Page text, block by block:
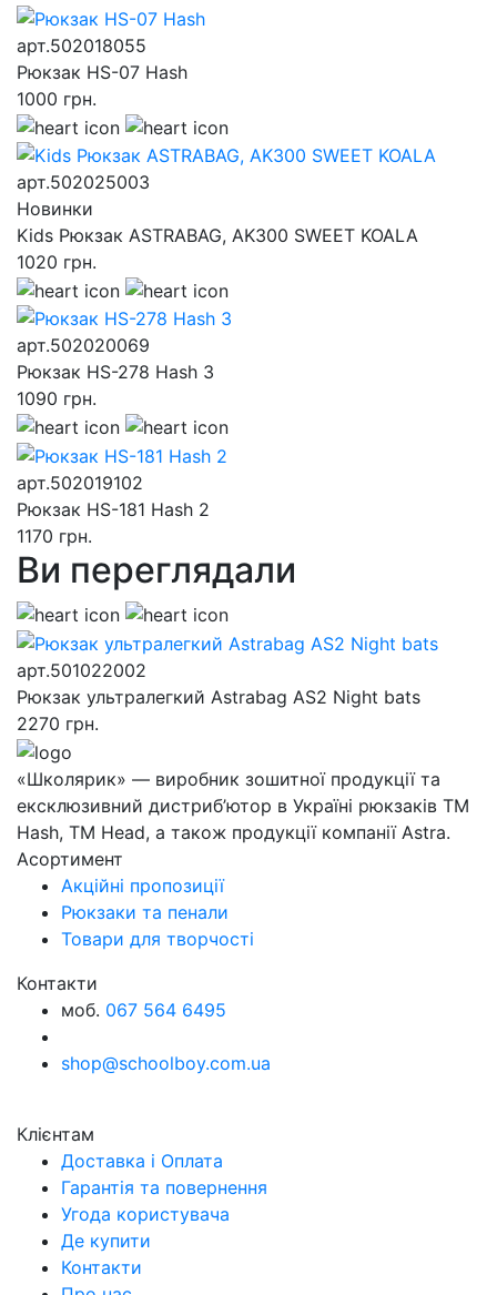
арт.502018055
Рюкзак HS-07 Hash
1000 грн.
арт.502025003
Новинки
Kids Рюкзак ASTRABAG, AK300 SWEET KOALA
1020 грн.
арт.502020069
Рюкзак HS-278 Hash 3
1090 грн.
арт.502019102
Рюкзак HS-181 Hash 2
1170 грн.
Ви переглядали
арт.501022002
Рюкзак ультралегкий Astrabag AS2 Night bats
2270 грн.
«Школярик» — виробник зошитної продукції та
ексклюзивний дистриб’ютор в Україні рюкзаків ТМ
Hash, ТМ Head, а також продукції компанії Astra.
Асортимент
Акційні пропозиції
Рюкзаки та пенали
Товари для творчості
Контакти
моб. 067 564 6495
shop@schoolboy.com.ua
Клієнтам
Доставка і Оплата
Гарантія та повернення
Угода користувача
Де купити
Контакти